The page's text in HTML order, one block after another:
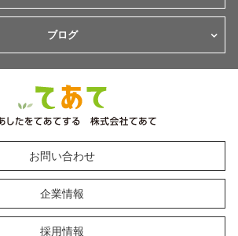
ブログ
お問い合わせ
企業情報
採用情報